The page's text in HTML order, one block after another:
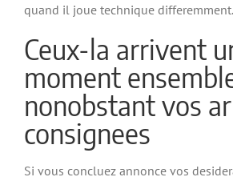
quand il joue technique differemment.
Ceux-la arrivent
moment
nonobstant vos
consignees
Si vous concluez annonce vos